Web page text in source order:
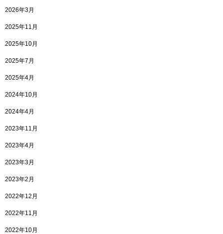
2026年3月
2025年11月
2025年10月
2025年7月
2025年4月
2024年10月
2024年4月
2023年11月
2023年4月
2023年3月
2023年2月
2022年12月
2022年11月
2022年10月